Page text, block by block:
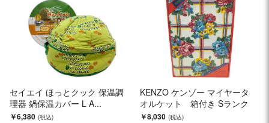
セイエイ ほっとクック 保温調
理器 鍋保温カバー L A...
￥6,380
KENZO ケンゾー マイヤータ
オルケット 箱付き Sランク
￥8,030